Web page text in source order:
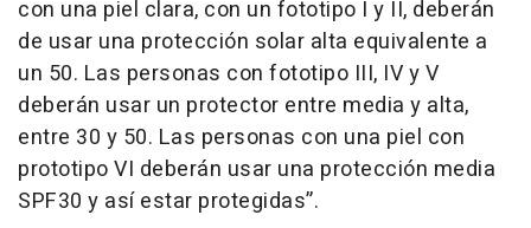
con una piel clara, con un fototipo I y II, deberán
de usar una protección solar alta equivalente a
un 50. Las personas con fototipo III, IV y V
deberán usar un protector entre media y alta,
entre 30 y 50. Las personas con una piel con
prototipo VI deberán usar una protección media
SPF30 y así estar protegidas”.